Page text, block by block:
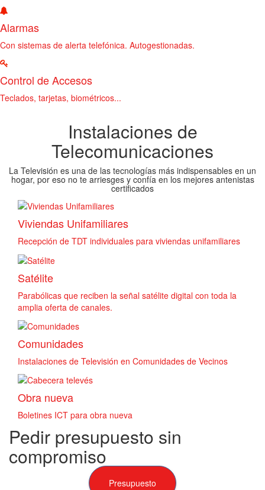
Alarmas
Con sistemas de alerta telefónica. Autogestionadas.
Control de Accesos
Teclados, tarjetas, biométricos...
Instalaciones de
Telecomunicaciones
La Televisión es una de las tecnologías más indispensables en un
hogar, por eso no te arriesges y confía en los mejores antenistas
certificados
Viviendas Unifamiliares
Recepción de TDT individuales para viviendas unifamiliares
Satélite
Parabólicas que reciben la señal satélite digital con toda la
amplia oferta de canales.
Comunidades
Instalaciones de Televisión en Comunidades de Vecinos
Obra nueva
Boletines ICT para obra nueva
Pedir presupuesto sin
compromiso
Presupuesto